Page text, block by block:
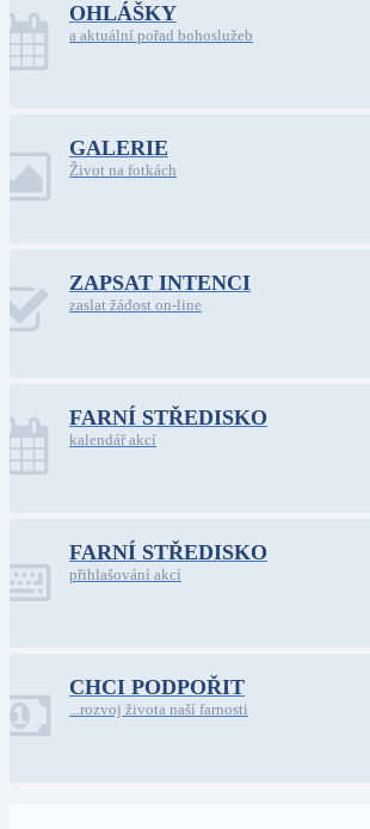
OHLÁŠKY
a aktuální pořad bohoslužeb
GALERIE
Život na fotkách
ZAPSAT INTENCI
zaslat žádost on-line
FARNÍ STŘEDISKO
kalendář akcí
FARNÍ STŘEDISKO
přihlašování akcí
CHCI PODPOŘIT
...rozvoj života naší farnosti